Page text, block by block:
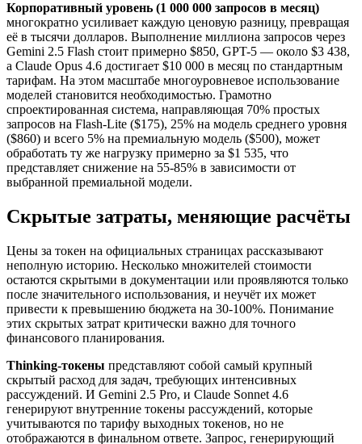
Корпоративный уровень (1 000 000 запросов в месяц)
многократно усиливает каждую ценовую разницу, превращая
её в тысячи долларов. Выполнение миллиона запросов через
Gemini 2.5 Flash стоит примерно $850, GPT-5 — около $3 438,
а Claude Opus 4.6 достигает $10 000 в месяц по стандартным
тарифам. На этом масштабе многоуровневое использование
моделей становится необходимостью. Грамотно
спроектированная система, направляющая 70% простых
запросов на Flash-Lite ($175), 25% на модель среднего уровня
($860) и всего 5% на премиальную модель ($500), может
обработать ту же нагрузку примерно за $1 535, что
представляет снижение на 55-85% в зависимости от
выбранной премиальной модели.
Скрытые затраты, меняющие расчёты
Цены за токен на официальных страницах рассказывают
неполную историю. Несколько множителей стоимости
остаются скрытыми в документации или проявляются только
после значительного использования, и неучёт их может
привести к превышению бюджета на 30-100%. Понимание
этих скрытых затрат критически важно для точного
финансового планирования.
Thinking-токены представляют собой самый крупный
скрытый расход для задач, требующих интенсивных
рассуждений. И Gemini 2.5 Pro, и Claude Sonnet 4.6
генерируют внутренние токены рассуждений, которые
учитываются по тарифу выходных токенов, но не
отображаются в финальном ответе. Запрос, генерирующий